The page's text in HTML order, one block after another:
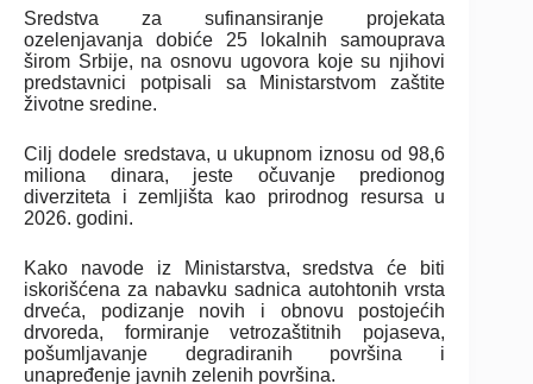
Sredstva za sufinansiranje projekata
ozelenjavanja dobiće 25 lokalnih samouprava
širom Srbije, na osnovu ugovora koje su njihovi
predstavnici potpisali sa Ministarstvom zaštite
životne sredine.
Cilj dodele sredstava, u ukupnom iznosu od 98,6
miliona dinara, jeste očuvanje predionog
diverziteta i zemljišta kao prirodnog resursa u
2026. godini.
Kako navode iz Ministarstva, sredstva će biti
iskorišćena za nabavku sadnica autohtonih vrsta
drveća, podizanje novih i obnovu postojećih
drvoreda, formiranje vetrozaštitnih pojaseva,
pošumljavanje degradiranih površina i
unapređenje javnih zelenih površina.